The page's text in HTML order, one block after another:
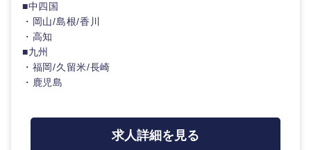
■中四国
・岡山/島根/香川
・高知
■九州
・福岡/久留米/長崎
・鹿児島
求人詳細を見る